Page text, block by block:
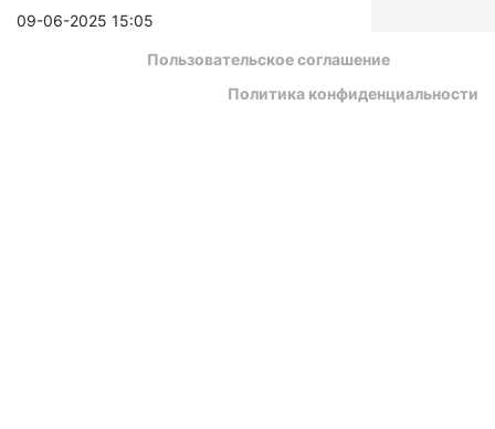
09-06-2025 15:05
Пользовательское соглашение
Политика конфиденциальности